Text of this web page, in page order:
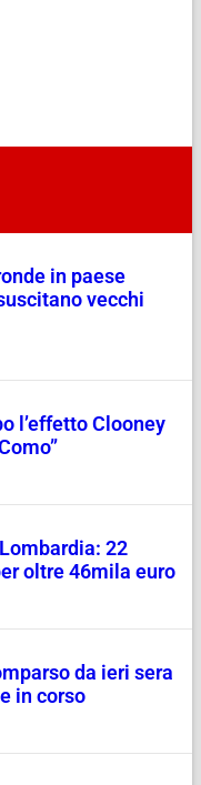
in paese
vecchi
l’effetto Clooney
22
oltre 46mila euro
da ieri sera
in corso